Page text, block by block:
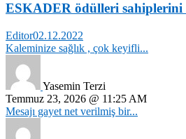
ESKADER ödülleri sahiplerini
Editor02.12.2022
Kaleminize sağlık , çok keyifli...
Yasemin Terzi
Temmuz 23, 2026 @ 11:25 AM
Mesajı gayet net verilmiş bir...